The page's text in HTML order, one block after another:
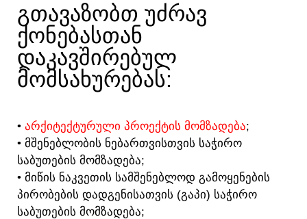
ᲒᲗᲐᲕᲐᲖᲝᲑᲗ ᲣᲫᲠᲐᲕ
ᲥᲝᲜᲔᲑᲐᲡᲗᲐᲜ
ᲓᲐᲙᲐᲕᲨᲘᲠᲔᲑᲣᲚ
ᲛᲝᲛᲡᲐᲮᲣᲠᲔᲑᲐᲡ:​
• ᲐᲠᲥᲘᲢᲔᲥᲢᲣᲠᲣᲚᲘ ᲞᲠᲝᲔᲥᲢᲘᲡ ᲛᲝᲛᲖᲐᲓᲔᲑᲐ;
• ᲛᲨᲔᲜᲔᲑᲚᲝᲑᲘᲡ ᲜᲔᲑᲐᲠᲗᲕᲘᲡᲗᲕᲘᲡ ᲡᲐᲭᲘᲠᲝ
ᲡᲐᲑᲣᲗᲔᲑᲘᲡ ᲛᲝᲛᲖᲐᲓᲔᲑᲐ;
• ᲛᲘᲬᲘᲡ ᲜᲐᲙᲕᲔᲗᲘᲡ ᲡᲐᲛᲨᲔᲜᲔᲑᲚᲝᲓ ᲒᲐᲛᲝᲧᲔᲜᲔᲑᲘᲡ
ᲞᲘᲠᲝᲑᲔᲑᲘᲡ ᲓᲐᲓᲒᲔᲜᲘᲡᲐᲗᲕᲘᲡ (ᲒᲐᲞᲘ) ᲡᲐᲭᲘᲠᲝ
ᲡᲐᲑᲣᲗᲔᲑᲘᲡ ᲛᲝᲛᲖᲐᲓᲔᲑᲐ;